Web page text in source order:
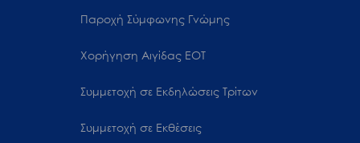
Παροχή Σύμφωνης Γνώμης
Χορήγηση Αιγίδας ΕΟΤ
Συμμετοχή σε Εκδηλώσεις Τρίτων
Συμμετοχή σε Εκθέσεις